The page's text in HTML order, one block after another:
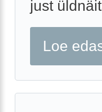
just
Loe